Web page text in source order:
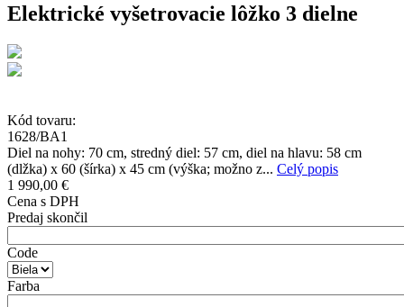
Elektrické vyšetrovacie lôžko 3 dielne
Kód tovaru:
1628/BA1
Diel na nohy: 70 cm, stredný diel: 57 cm, diel na hlavu: 58 cm
(dlžka) x 60 (šírka) x 45 cm (výška; možno z... Celý popis
1 990,00 €
Cena s DPH
Predaj skončil
Code
Farba